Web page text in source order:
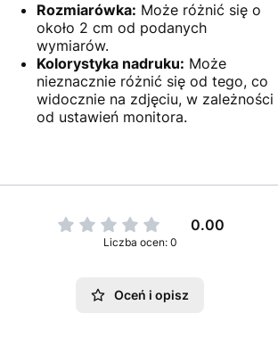
Rozmiarówka: Może różnić się o
około 2 cm od podanych
wymiarów.
Kolorystyka nadruku: Może
nieznacznie różnić się od tego, co
widocznie na zdjęciu, w zależności
od ustawień monitora.
0.00
Liczba ocen: 0
Oceń i opisz